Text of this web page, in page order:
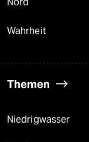
Nord
Wahrheit
Themen
Niedrigwasser